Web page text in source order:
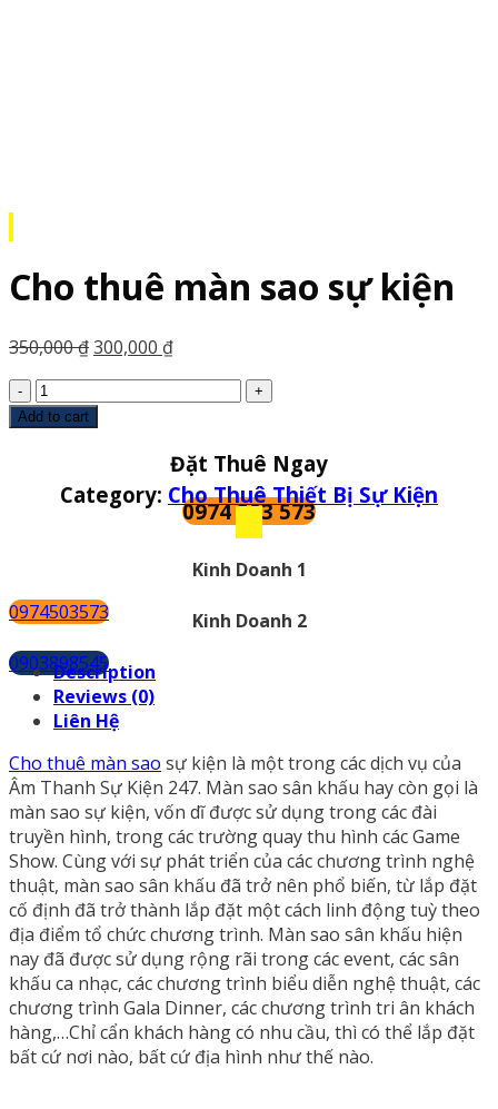
Cho thuê màn sao sự kiện
350,000₫300,000 ₫
Cho
thuê
kiện
Add to cart
Đặt Thuê Ngay
0974 503 573
Category: Cho Thuê Thiết Bị Sự Kiện
Kinh Doanh 1
0974503573
Kinh Doanh 2
0903898545
Description
Reviews (0)
Liên Hệ
Cho thuê màn sao sự kiện là một trong các dịch vụ của
Âm Thanh Sự Kiện 247. Màn sao sân khấu hay còn gọi là
màn sao sự kiện, vốn dĩ được sử dụng trong các đài
truyền hình, trong các trường quay thu hình các Game
Show. Cùng với sự phát triển của các chương trình nghệ
thuật, màn sao sân khấu đã trở nên phổ biến, từ lắp đặt
cố định đã trở thành lắp đặt một cách linh động tuỳ theo
địa điểm tổ chức chương trình. Màn sao sân khấu hiện
nay đã được sử dụng rộng rãi trong các event, các sân
khấu ca nhạc, các chương trình biểu diễn nghệ thuật, các
chương trình Gala Dinner, các chương trình tri ân khách
hàng,…Chỉ cẩn khách hàng có nhu cầu, thì có thể lắp đặt
bất cứ nơi nào, bất cứ địa hình như thế nào.